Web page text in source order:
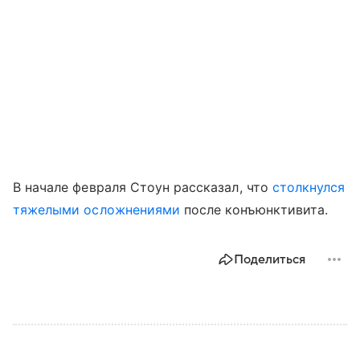
В начале февраля Стоун рассказал, что столкнулся
тяжелыми осложнениями после конъюнктивита.
Поделиться